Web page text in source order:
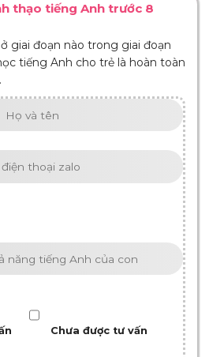
thạo tiếng Anh trước 8
giai đoạn nào trong giai đoạn
tiếng Anh cho trẻ là hoàn toàn
Chưa được tư vấn